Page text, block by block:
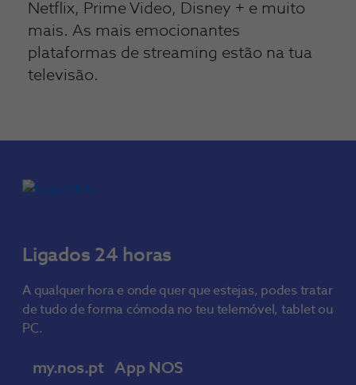
Netflix, Prime Video, Disney + e muito
mais. As mais emocionantes
plataformas de streaming estão na tua
televisão.
Ligados 24 horas
A qualquer hora e onde quer que estejas, podes tratar
de tudo de forma cómoda no teu telemóvel, tablet ou
PC.
my.nos.pt App NOS